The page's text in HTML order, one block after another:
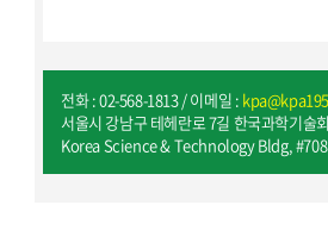
전화 : 02-568-1813 / 이메일 :
서울시 강남구 테헤란로 7길 한국과학기술
Korea Science & Technology Bldg,